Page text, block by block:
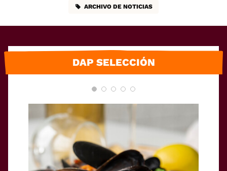
ARCHIVO DE NOTICIAS
DAP SELECCIÓN